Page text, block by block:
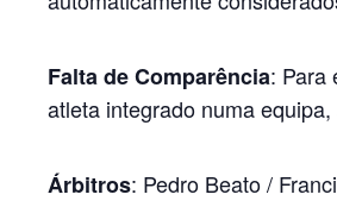
Falta de Comparência: Para
atleta integrado numa
Árbitros: Pedro Beato /